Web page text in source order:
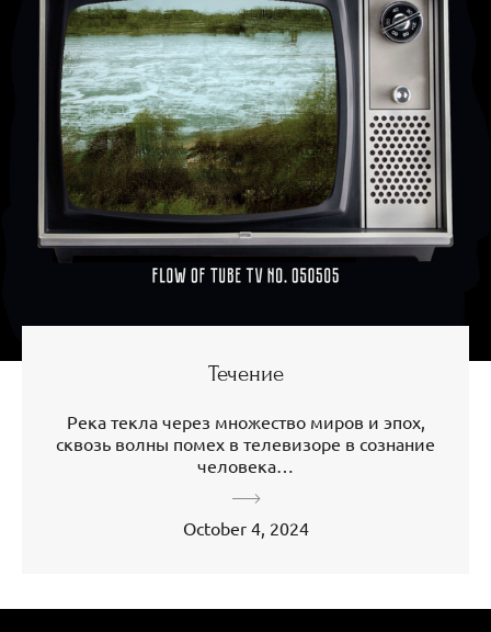
Течение
Река текла через множество миров и эпох,
сквозь волны помех в телевизоре в сознание
человека…
October 4, 2024